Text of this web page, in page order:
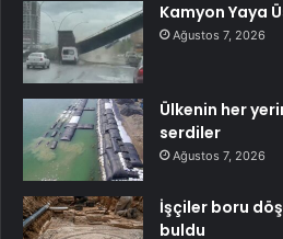
Kamyon Yaya
Ağustos 7, 2026
Ülkenin her
serdiler
Ağustos 7, 2026
İşçiler boru
buldu